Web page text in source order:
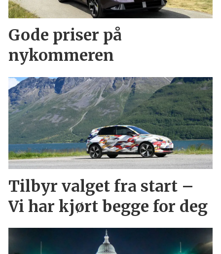
Gode priser på
nykommeren
Tilbyr valget fra start –
Vi har kjørt begge for deg